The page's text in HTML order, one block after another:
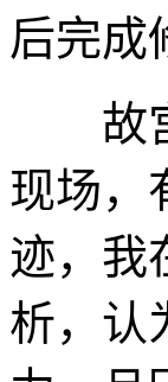
后完成
故宫
现场，
迹，我
析，认